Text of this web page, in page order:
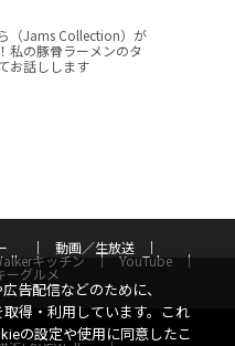
（Jams Collection）が
私の豚骨ラーメンのタ
お話しします
動画／生放送
キッチン YouTube
ーグルメ
告配信などのために、
得・利用しています。これ
の設定や使用に同意したこ